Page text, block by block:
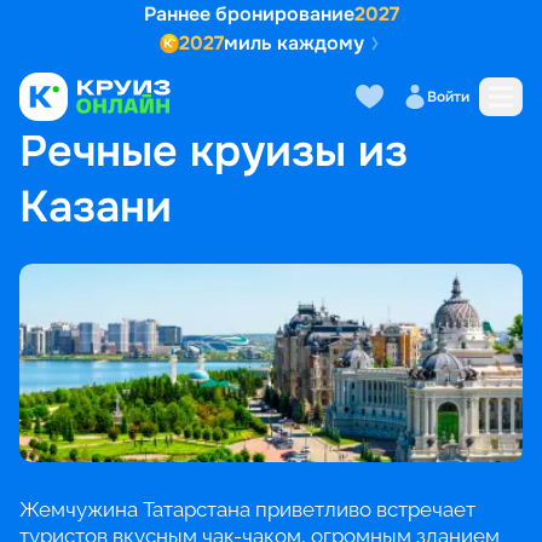
Раннее бронирование2027
2027миль каждому
Войти
ГЛАВНАЯ • ПОПУЛЯРНЫЕ НАПРАВЛЕНИЯ РЕЧНЫЕ КРУИЗЫ ИЗ КАЗАНИ
Речные круизы из
Казани
Жемчужина Татарстана приветливо встречает
туристов вкусным чак-чаком, огромным зданием